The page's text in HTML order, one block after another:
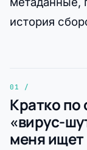
история
Кратко по
«вирус-
меня